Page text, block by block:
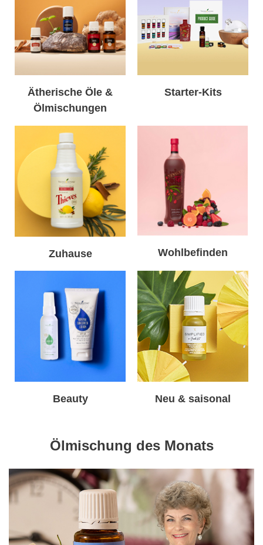
Ätherische Öle &
Ölmischungen
Starter-Kits
Zuhause Wohlbefinden
Beauty Neu & saisonal
Ölmischung des Monats